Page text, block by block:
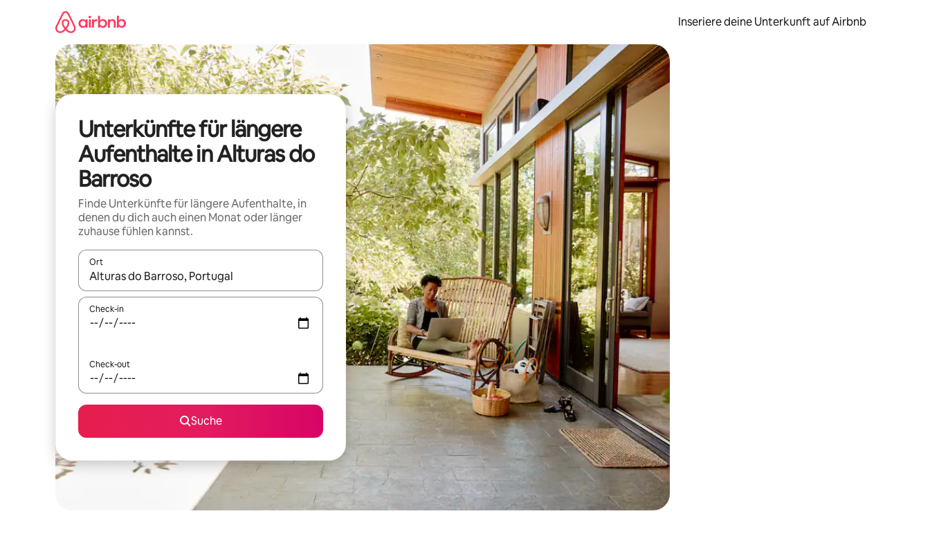
Inseriere deine Unterkunft auf Airbnb
Unterkünfte für längere
Aufenthalte in Alturas do
Barroso
Finde Unterkünfte für längere Aufenthalte, in
denen du dich auch einen Monat oder länger
zuhause fühlen kannst.
Ort
Wenn Ergebnisse verfügbar sind, navigiere mit den Pfeiltasten nach oben und unten oder erkunde die Ergebnisse durch Berühren oder Wischgesten.
Check-in
Check-out
Suche